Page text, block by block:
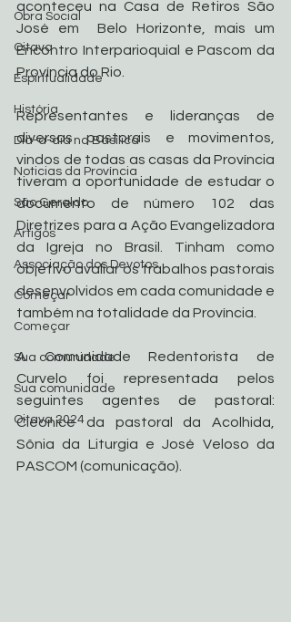
Obra Social
Oitava
Espiritualidade
História
Dia-a-dia na Basílica
Noticias da Província
São Geraldo
Artigos
Associação dos Devotos
Começar
Começar
Sua comunidade
Sua comunidade
Oitava 2024
aconteceu na Casa de Retiros São
José em  Belo Horizonte, mais um
Encontro Interparioquial e Pascom da
Província do Rio.
Representantes e lideranças de
diversas pastorais e movimentos,
vindos de todas as casas da Província
tiveram a oportunidade de estudar o
documento de número 102 das
Diretrizes para a Ação Evangelizadora
da Igreja no Brasil. Tinham como
objetivo avaliar os trabalhos pastorais
desenvolvidos em cada comunidade e
também na totalidade da Província.
A Comunidade Redentorista de
Curvelo foi representada pelos
seguintes agentes de pastoral:
Cleonice da pastoral da Acolhida,
Sônia da Liturgia e José Veloso da
PASCOM (comunicação).